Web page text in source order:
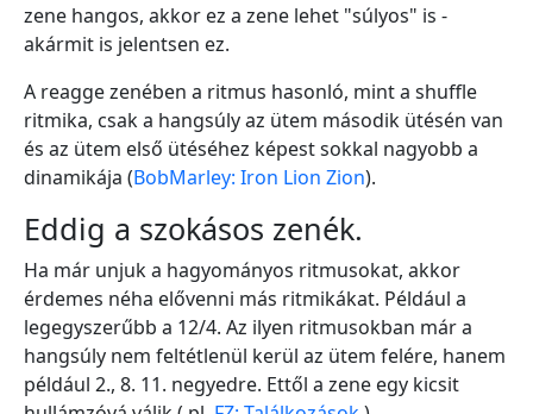
zene hangos, akkor ez a zene lehet "súlyos" is -
akármit is jelentsen ez.
A reagge zenében a ritmus hasonló, mint a shuffle
ritmika, csak a hangsúly az ütem második ütésén van
és az ütem első ütéséhez képest sokkal nagyobb a
dinamikája (BobMarley: Iron Lion Zion).
Eddig a szokásos zenék.
Ha már unjuk a hagyományos ritmusokat, akkor
érdemes néha elővenni más ritmikákat. Például a
legegyszerűbb a 12/4. Az ilyen ritmusokban már a
hangsúly nem feltétlenül kerül az ütem felére, hanem
például 2., 8. 11. negyedre. Ettől a zene egy kicsit